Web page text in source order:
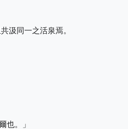
汲同一之活泉焉。
也。」